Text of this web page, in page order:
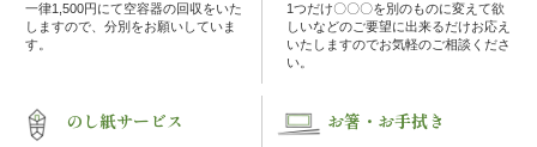
お
敷
一律1,500円にて空容器の回収をいた
しますので、分別をお願いしていま
す。
1つだけ〇〇〇を別のものに変えて欲
しいなどのご要望に出来るだけお応え
いたしますのでお気軽のご相談くださ
い。
のし紙サービス お箸・お手拭き